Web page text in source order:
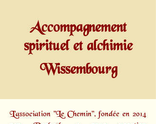
Accompagnement
spirituel et alchimie
Wissembourg
L'association "Le Chemin", fondée en 2014